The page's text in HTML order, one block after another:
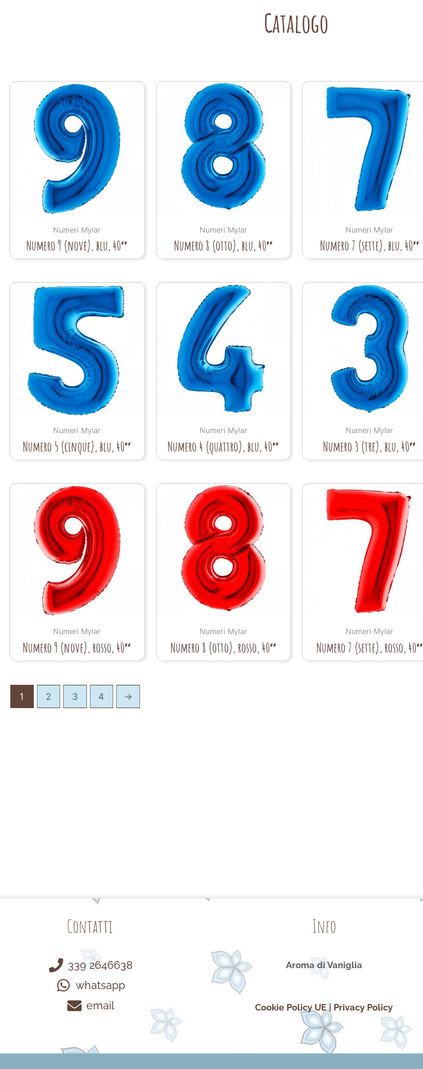
Catalogo
Numeri Mylar
Numero 9 (nove), blu, 40″
Numeri Mylar
Numero 8 (otto), blu, 40″
Numeri Mylar
Numero 7 (sette), blu, 40″
Numeri Mylar
Numero 5 (cinque), blu, 40″
Numeri Mylar
Numero 4 (quattro), blu, 40″
Numeri Mylar
Numero 3 (tre), blu, 40″
Numeri Mylar
Numero 9 (nove), rosso, 40″
Numeri Mylar
Numero 8 (otto), rosso, 40″
Numeri Mylar
Numero 7 (sette), rosso, 40″
1 2 3 4 →
Contatti
339 2646638
whatsapp
email
Info
Aroma di Vaniglia
Cookie Policy UE| Privacy Policy